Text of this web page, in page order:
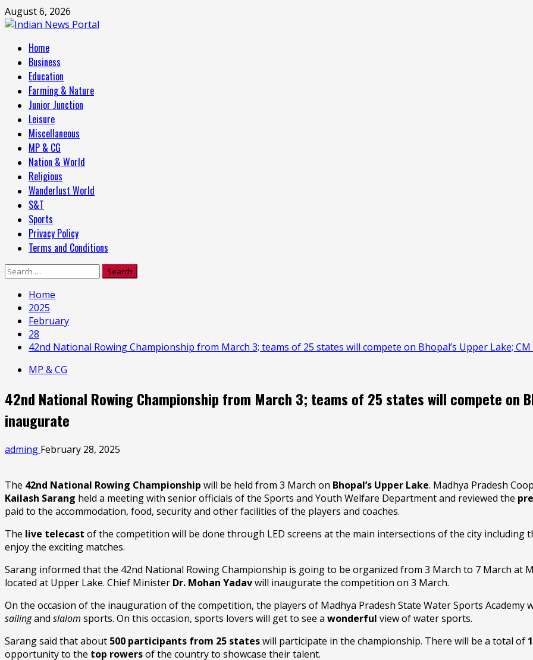
Skip
to
August 6, 2026
Primary
Menu
Home
Business
Education
Farming & Nature
Junior Junction
Leisure
Miscellaneous
MP & CG
Nation & World
Religious
Wanderlust World
S&T
Sports
Privacy Policy
Terms and Conditions
Search
Home
2025
February
28
42nd National Rowing Championship from March 3; teams of 25 states will compete on Bhopal’s Upper Lake;
MP & CG
42nd National Rowing Championship from March 3; teams of 25 states will compete on
inaugurate
adming February 28, 2025
The 42nd National Rowing Championship will be held from 3 March on Bhopal’s Upper Lake. Madhya Pradesh
Kailash Sarang held a meeting with senior officials of the Sports and Youth Welfare Department and reviewed the
paid to the accommodation, food, security and other facilities of the players and coaches.
The live telecast of the competition will be done through LED screens at the main intersections of the city including
enjoy the exciting matches.
Sarang informed that the 42nd National Rowing Championship is going to be organized from 3 March to 7 March at
located at Upper Lake. Chief Minister Dr. Mohan Yadavwill inaugurate the competition on 3 March.
On the occasion of the inauguration of the competition, the players of Madhya Pradesh State Water Sports Academy
sailingand slalom sports. On this occasion, sports lovers will get to see a wonderful view of water sports.
Sarang said that about 500 participants from 25 stateswill participate in the championship. There will be a total of
opportunity to the top rowersof the country to showcase their talent.